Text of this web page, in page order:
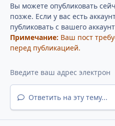
Вы можете опубликовать
позже. Если у вас есть
публиковать с вашего
Примечание: Ваш пост
перед публикацией.
Ответить на эту тему...